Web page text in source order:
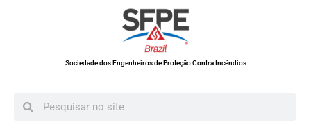
Sociedade dos Engenheiros de Proteção Contra Incêndios